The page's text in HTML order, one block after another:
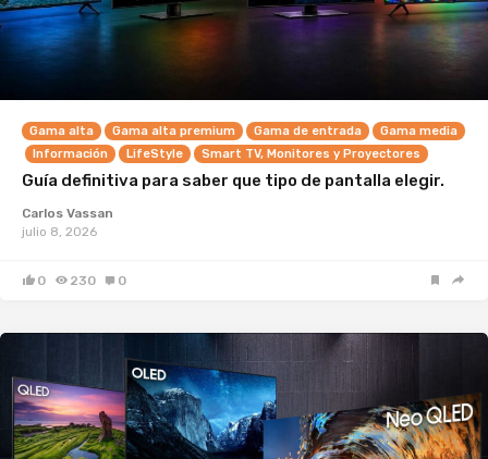
Gama alta Gama alta premium Gama de entrada
Gama media
Información
LifeStyle Smart TV, Monitores y Proyectores
Guía definitiva para saber que tipo de pantalla elegir.
Carlos Vassan
julio 8, 2026
0 230 0